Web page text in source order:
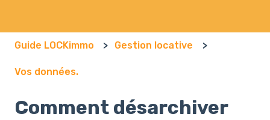
Guide LOCKimmo Gestion locative
Vos données.
Comment désarchiver